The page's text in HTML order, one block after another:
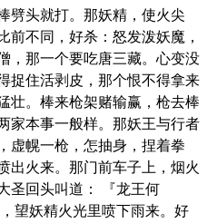
劈头就打。那妖精，使火尖
前不同，好杀：怒发泼妖魔，
，那一个要吃唐三藏。心变没
捉住活剥皮，那个恨不得拿来
壮。棒来枪架赌输赢，枪去棒
家本事一般样。那妖王与行者
虚幌一枪，怎抽身，捏着拳
出火来。那门前车子上，烟火
圣回头叫道： 『龙王何
望妖精火光里喷下雨来。好